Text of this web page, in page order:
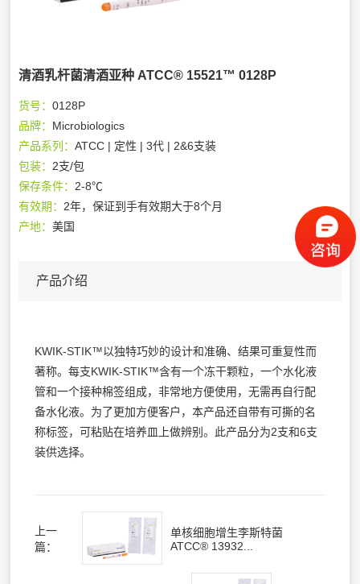
清酒乳杆菌清酒亚种 ATCC® 15521™ 0128P
货号：0128P
品牌： Microbiologics
产品系列：ATCC | 定性 | 3代 | 2&6支装
包装： 2支/包
保存条件： 2-8℃
有效期： 2年，保证到手有效期大于8个月
产地：美国
产品介绍
KWIK-STIK™以独特巧妙的设计和准确、结果可重复性而
著称。每支KWIK-STIK™含有一个冻干颗粒，一个水化液
管和一个接种棉签组成，非常地方便使用，无需再自行配
备水化液。为了更加方便客户，本产品还自带有可撕的名
称标签，可粘贴在培养皿上做辨别。此产品分为2支和6支
装供选择。
上一
篇：
单核细胞增生李斯特菌
ATCC® 13932...